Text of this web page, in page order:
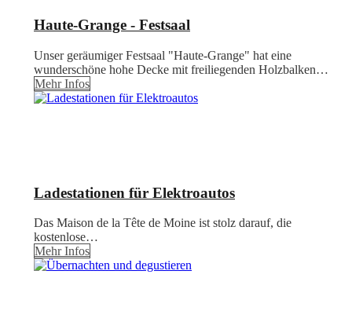
Haute-Grange - Festsaal
Unser geräumiger Festsaal "Haute-Grange" hat eine
wunderschöne hohe Decke mit freiliegenden Holzbalken…
Mehr Infos
Ladestationen für Elektroautos
Das Maison de la Tête de Moine ist stolz darauf, die
kostenlose…
Mehr Infos